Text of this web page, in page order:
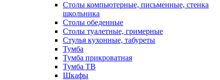
Столы компьютерные, письменные, стенка
школьника
Столы обеденные
Столы туалетные, гримерные
Стулья кухонные, табуреты
Тумба
Тумба прикроватная
Тумба ТВ
Шкафы